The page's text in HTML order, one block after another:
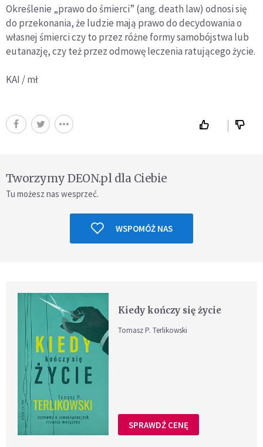
Określenie „prawo do śmierci” (ang. death law) odnosi się
do przekonania, że ludzie mają prawo do decydowania o
własnej śmierci czy to przez różne formy samobójstwa lub
eutanazję, czy też przez odmowę leczenia ratującego życie.
KAI / mł
Tworzymy DEON.pl dla Ciebie
Tu możesz nas wesprzeć.
WSPOMÓŻ NAS
Kiedy kończy się życie
Tomasz P. Terlikowski
SPRAWDŹ CENĘ